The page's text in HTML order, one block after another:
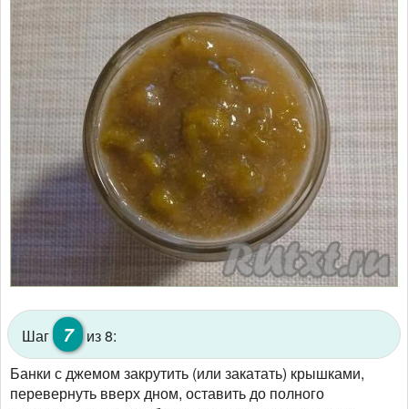
Шаг 7
из 8:
Банки с джемом закрутить (или закатать) крышками,
перевернуть вверх дном, оставить до полного